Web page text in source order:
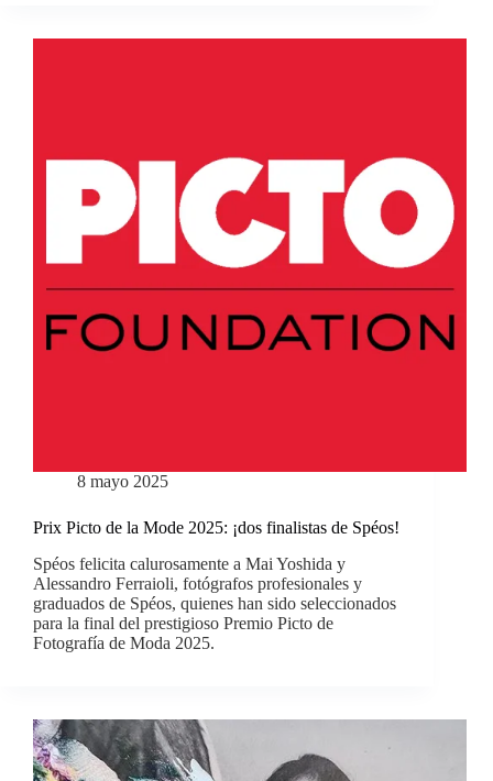
8 mayo 2025
Prix Picto de la Mode 2025: ¡dos finalistas de Spéos!
Spéos felicita calurosamente a Mai Yoshida y
Alessandro Ferraioli, fotógrafos profesionales y
graduados de Spéos, quienes han sido seleccionados
para la final del prestigioso Premio Picto de
Fotografía de Moda 2025.